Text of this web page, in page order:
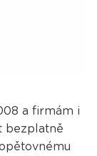
a firmám i
bezplatně